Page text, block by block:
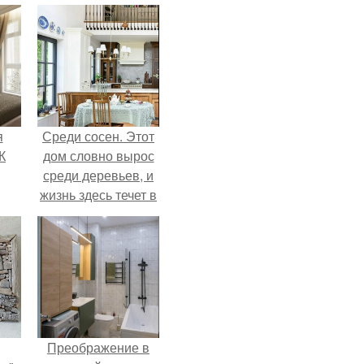
Среди сосен. Этот
дом словно вырос
среди деревьев, и
жизнь здесь течет в
собственном ритме
- спокойно, без
спешки и лишнего
шума.
Преображение в